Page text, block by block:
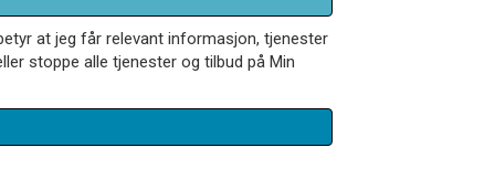
at jeg får relevant informasjon, tjenester
stoppe alle tjenester og tilbud på Min